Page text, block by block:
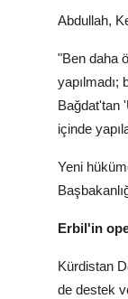
Abdullah,
"Ben daha
Bağdat'tan
içinde
Yeni
Erbil'in
Kürdistan
de destek